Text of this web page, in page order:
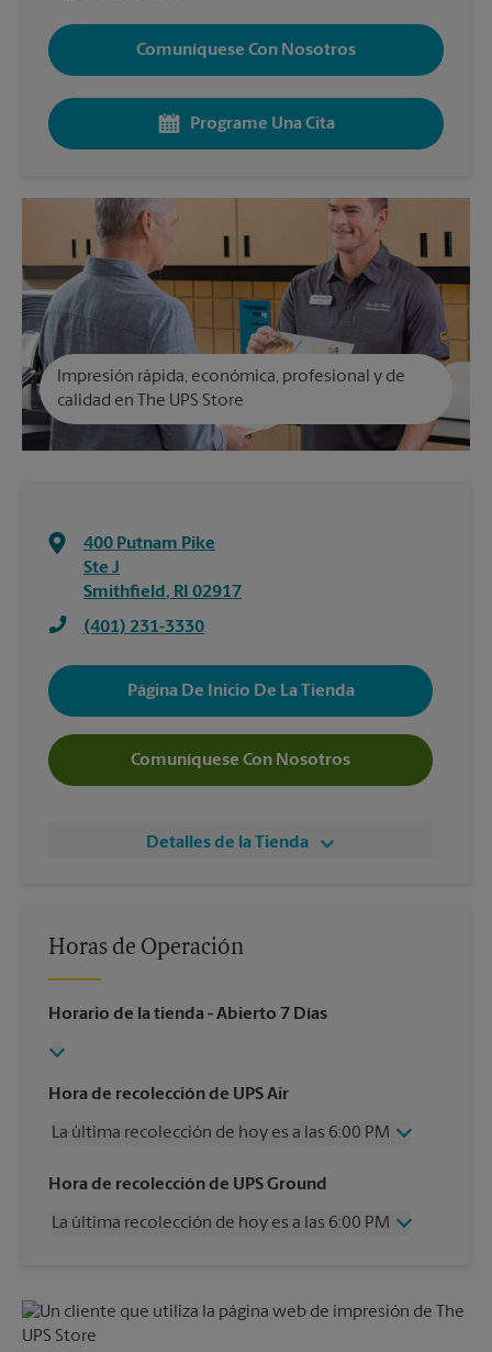
Comuníquese Con Nosotros
Programe Una Cita
Impresión rápida, económica, profesional y de
calidad en The UPS Store
400 Putnam Pike
Ste J
Smithfield, RI 02917
(401) 231-3330
Página De Inicio De La Tienda
Comuníquese Con Nosotros
Detalles de la Tienda
Horas de Operación
Horario de la tienda - Abierto 7 Días
Hora de recolección de UPS Air
La última recolección de hoy es a las 6:00 PM
Miércoles
6:00 PM
Viernes
6:00 PM
6:00 PM
Hora de recolección de UPS Ground
La última recolección de hoy es a las 6:00 PM
Viernes
6:00 PM
Sábado